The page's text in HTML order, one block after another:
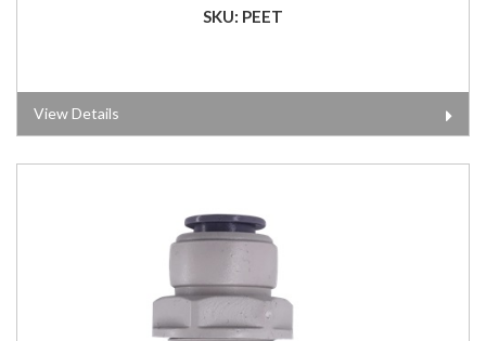
SKU: PEET
View Details